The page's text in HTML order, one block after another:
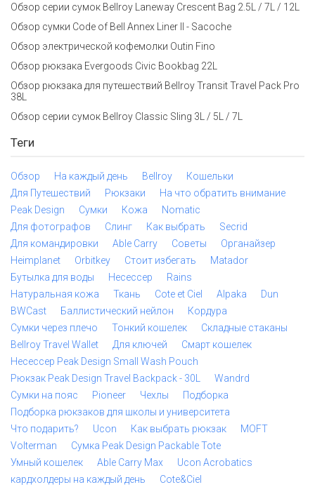
Обзор серии сумок Bellroy Laneway Crescent Bag 2.5L / 7L / 12L
Обзор сумки Code of Bell Annex Liner II - Sacoche
Обзор электрической кофемолки Outin Fino
Обзор рюкзака Evergoods Civic Bookbag 22L
Обзор рюкзака для путешествий Bellroy Transit Travel Pack Pro
38L
Обзор серии сумок Bellroy Classic Sling 3L / 5L / 7L
Теги
Обзор На каждый день Bellroy
Кошельки
Для Путешествий
Рюкзаки
На что обратить внимание
Peak Design
Сумки Кожа
Nomatic
Для фотографов
Слинг Как выбрать
Secrid
Для командировки
Able Carry Советы
Органайзер
Heimplanet
Orbitkey Стоит избегать
Matador
Бутылка для воды
Несессер
Rains
Натуральная кожа
Ткань Cote et Ciel Alpaka
Dun
BWCast
Баллистический нейлон
Кордура
Сумки через плечо
Тонкий кошелек
Складные стаканы
Bellroy Travel Wallet
Для ключей
Смарт кошелек
Несессер Peak Design Small Wash Pouch
Рюкзак Peak Design Travel Backpack - 30L
Wandrd
Сумки на пояс
Pioneer Чехлы
Подборка
Подборка рюкзаков для школы и университета
Что подарить?
Ucon Как выбрать рюкзак
MOFT
Volterman
Сумка Peak Design Packable Tote
Умный кошелек
Able Carry Max
Ucon Acrobatics
кардхолдеры на каждый день
Cote&Ciel